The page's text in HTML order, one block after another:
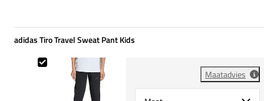
adidas Tiro Travel Sweat Pant Kids
Maatadvies
Select {option} for {name}
adidas Tiro Travel Sweat Pant Kids